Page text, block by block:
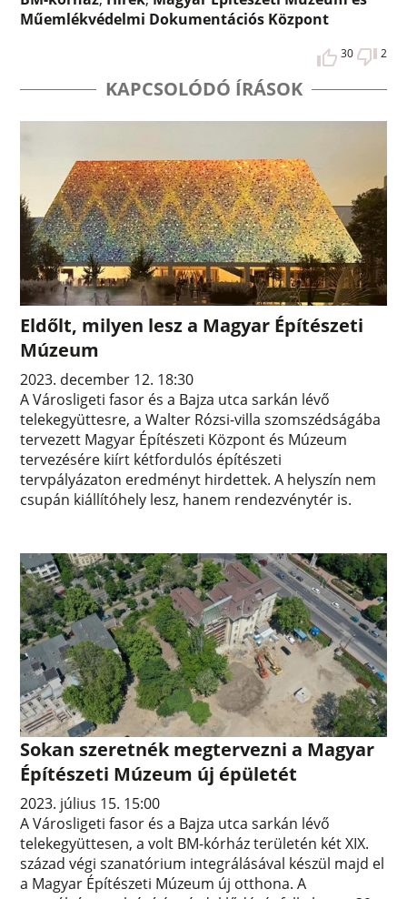
Műemlékvédelmi Dokumentációs Központ
30 2
KAPCSOLÓDÓ ÍRÁSOK
Eldőlt, milyen lesz a Magyar Építészeti
Múzeum
2023. december 12. 18:30
A Városligeti fasor és a Bajza utca sarkán lévő
telekegyüttesre, a Walter Rózsi-villa szomszédságába
tervezett Magyar Építészeti Központ és Múzeum
tervezésére kiírt kétfordulós építészeti
tervpályázaton eredményt hirdettek. A helyszín nem
csupán kiállítóhely lesz, hanem rendezvénytér is.
Sokan szeretnék megtervezni a Magyar
Építészeti Múzeum új épületét
2023. július 15. 15:00
A Városligeti fasor és a Bajza utca sarkán lévő
telekegyüttesen, a volt BM-kórház területén két XIX.
század végi szanatórium integrálásával készül majd el
a Magyar Építészeti Múzeum új otthona. A